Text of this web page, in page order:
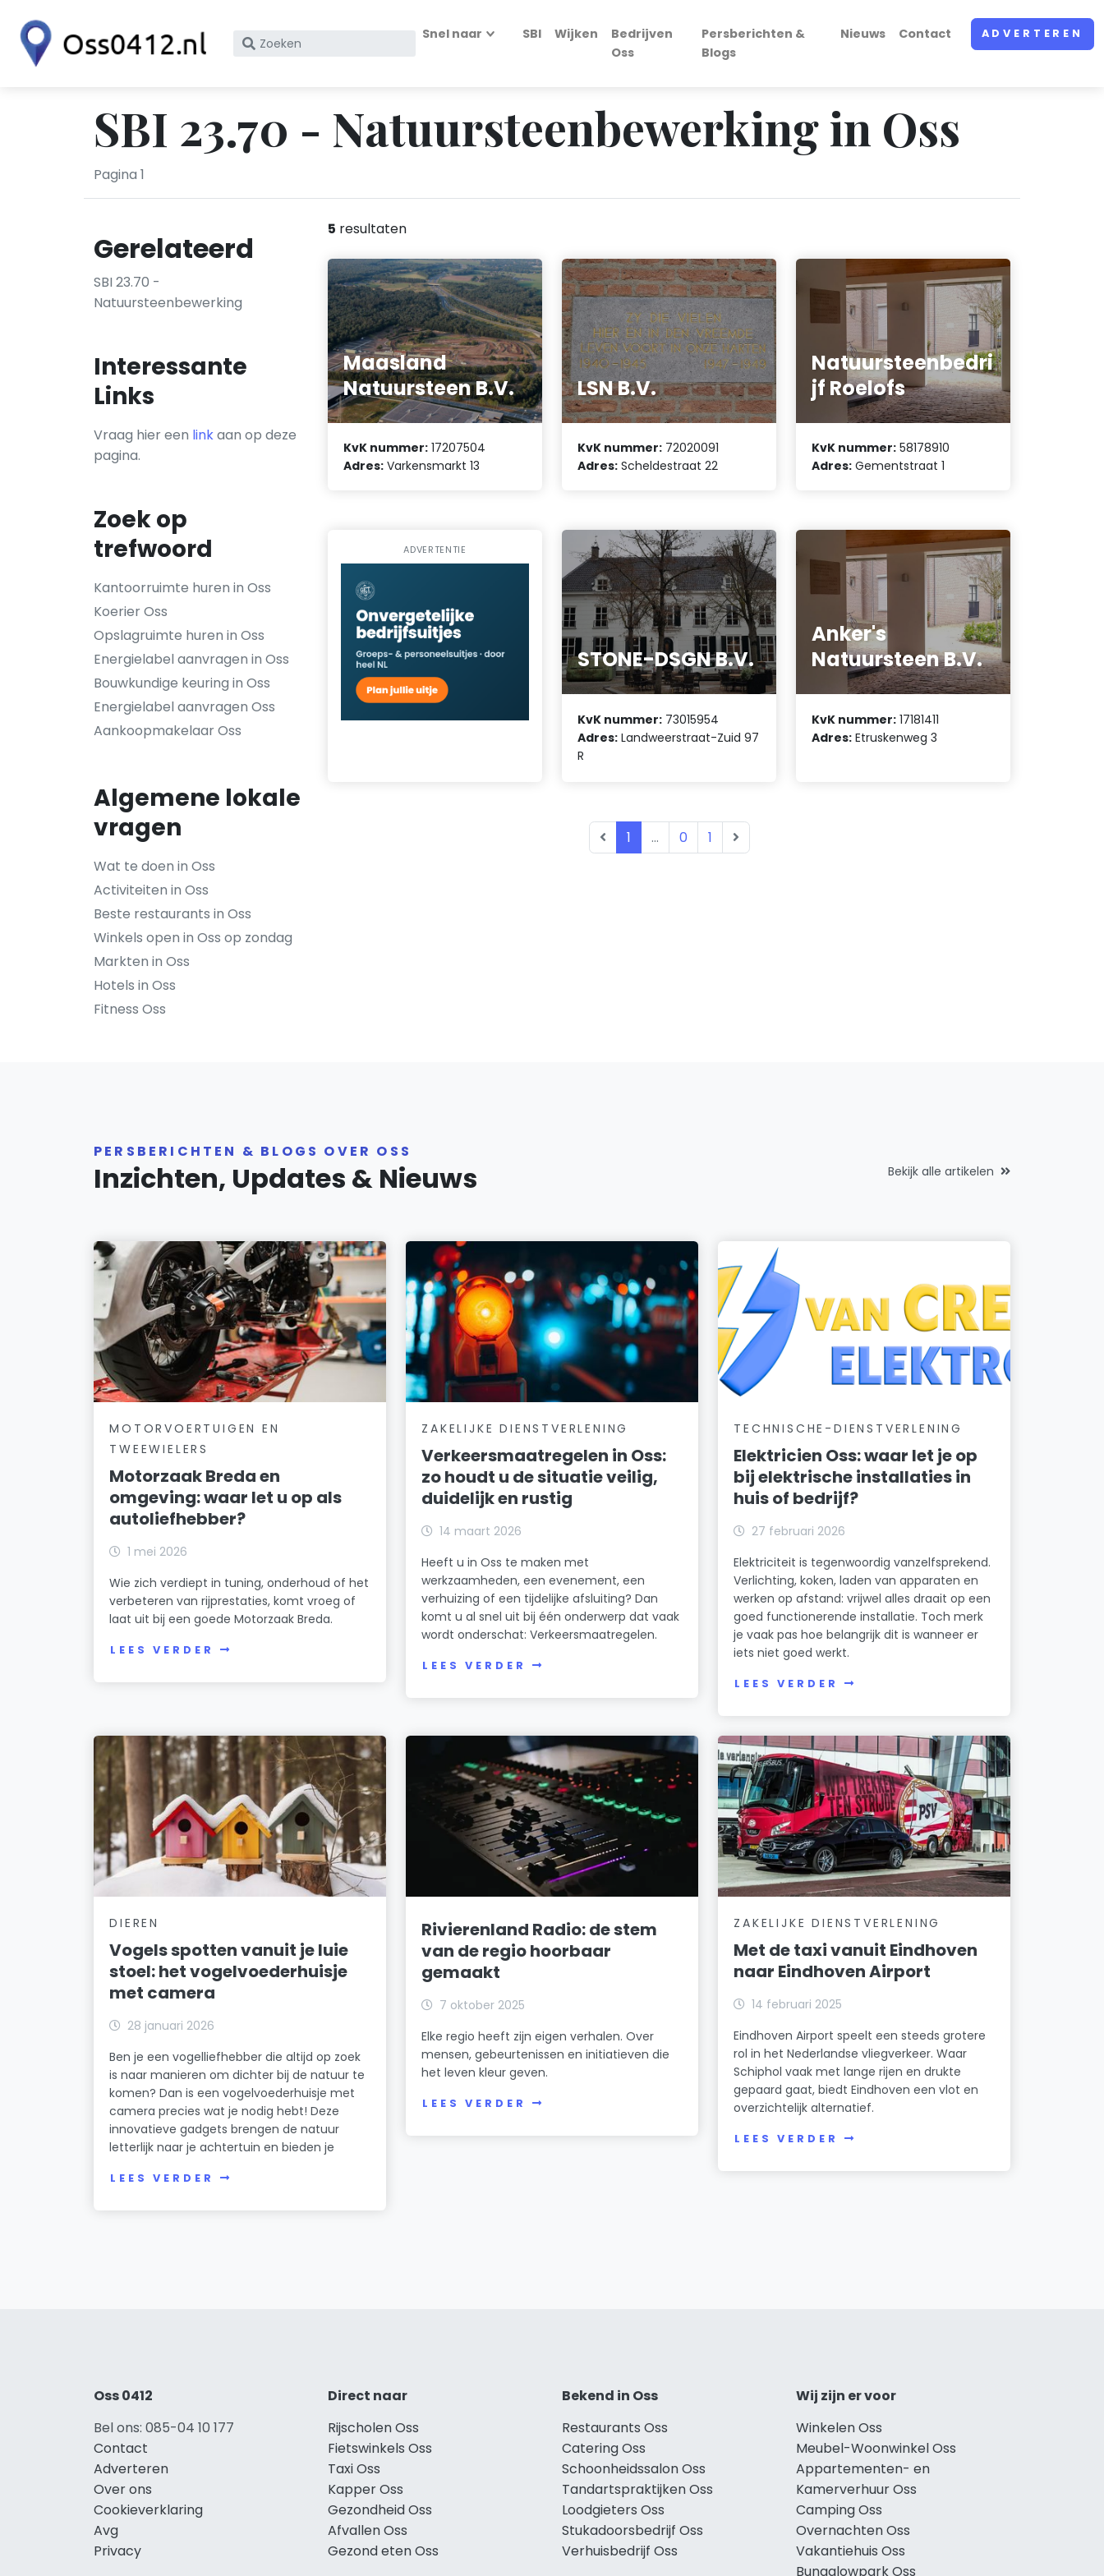
Zoek
KvK
nummer
Snel naar SBI Wijken
Bedrijven
Oss
Persberichten &
Blogs
Nieuws Contact ADVERTEREN
SBI 23.70 - Natuursteenbewerking in Oss
Pagina 1
Gerelateerd
SBI 23.70 -
Natuursteenbewerking
Interessante
Links
Vraag hier een linkaan op deze
pagina.
Zoek op
trefwoord
Kantoorruimte huren in Oss
Koerier Oss
Opslagruimte huren in Oss
Energielabel aanvragen in Oss
Bouwkundige keuring in Oss
Energielabel aanvragen Oss
Aankoopmakelaar Oss
Algemene lokale
vragen
Wat te doen in Oss
Activiteiten in Oss
Beste restaurants in Oss
Winkels open in Oss op zondag
Markten in Oss
Hotels in Oss
Fitness Oss
5 resultaten
Maasland
Natuursteen B.V.
KvK nummer: 17207504
Adres: Varkensmarkt 13
LSN B.V.
KvK nummer: 72020091
Adres: Scheldestraat 22
Natuursteenbedri
jf Roelofs
KvK nummer: 58178910
Adres: Gementstraat 1
ADVERTENTIE
STONE-DSGN B.V.
KvK nummer: 73015954
Adres: Landweerstraat-Zuid 97
R
Anker's
Natuursteen B.V.
KvK nummer: 17181411
Adres: Etruskenweg 3
1 ... 0 1
PERSBERICHTEN & BLOGS OVER OSS
Inzichten, Updates & Nieuws Bekijk alle artikelen
MOTORVOERTUIGEN EN
TWEEWIELERS
Motorzaak Breda en
omgeving: waar let u op als
autoliefhebber?
1 mei 2026
Wie zich verdiept in tuning, onderhoud of het
verbeteren van rijprestaties, komt vroeg of
laat uit bij een goede Motorzaak Breda.
LEES VERDER
ZAKELIJKE DIENSTVERLENING
Verkeersmaatregelen in Oss:
zo houdt u de situatie veilig,
duidelijk en rustig
14 maart 2026
Heeft u in Oss te maken met
werkzaamheden, een evenement, een
verhuizing of een tijdelijke afsluiting? Dan
komt u al snel uit bij één onderwerp dat vaak
wordt onderschat: Verkeersmaatregelen.
LEES VERDER
TECHNISCHE-DIENSTVERLENING
Elektricien Oss: waar let je op
bij elektrische installaties in
huis of bedrijf?
27 februari 2026
Elektriciteit is tegenwoordig vanzelfsprekend.
Verlichting, koken, laden van apparaten en
werken op afstand: vrijwel alles draait op een
goed functionerende installatie. Toch merk
je vaak pas hoe belangrijk dit is wanneer er
iets niet goed werkt.
LEES VERDER
DIEREN
Vogels spotten vanuit je luie
stoel: het vogelvoederhuisje
met camera
28 januari 2026
Ben je een vogelliefhebber die altijd op zoek
is naar manieren om dichter bij de natuur te
komen? Dan is een vogelvoederhuisje met
camera precies wat je nodig hebt! Deze
innovatieve gadgets brengen de natuur
letterlijk naar je achtertuin en bieden je
LEES VERDER
Rivierenland Radio: de stem
van de regio hoorbaar
gemaakt
7 oktober 2025
Elke regio heeft zijn eigen verhalen. Over
mensen, gebeurtenissen en initiatieven die
het leven kleur geven.
LEES VERDER
ZAKELIJKE DIENSTVERLENING
Met de taxi vanuit Eindhoven
naar Eindhoven Airport
14 februari 2025
Eindhoven Airport speelt een steeds grotere
rol in het Nederlandse vliegverkeer. Waar
Schiphol vaak met lange rijen en drukte
gepaard gaat, biedt Eindhoven een vlot en
overzichtelijk alternatief.
LEES VERDER
Oss 0412
Bel ons: 085-04 10 177
Contact
Adverteren
Over ons
Cookieverklaring
Avg
Privacy
Direct naar
Rijscholen Oss
Fietswinkels Oss
Taxi Oss
Kapper Oss
Gezondheid Oss
Afvallen Oss
Gezond eten Oss
Bekend in Oss
Restaurants Oss
Catering Oss
Schoonheidssalon Oss
Tandartspraktijken Oss
Loodgieters Oss
Stukadoorsbedrijf Oss
Verhuisbedrijf Oss
Wij zijn er voor
Winkelen Oss
Meubel-Woonwinkel Oss
Appartementen- en
Kamerverhuur Oss
Camping Oss
Overnachten Oss
Vakantiehuis Oss
Bungalowpark Oss